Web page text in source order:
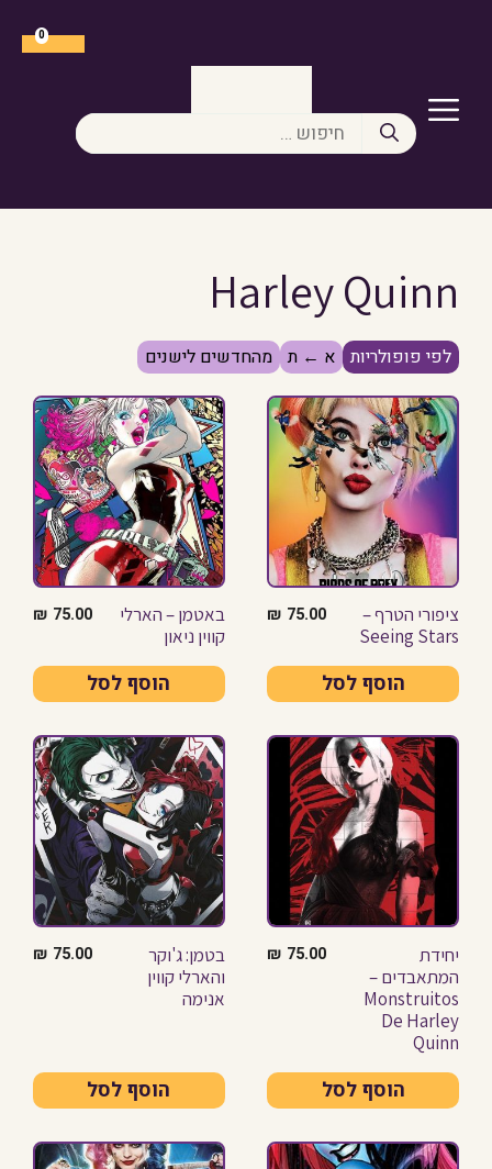
חיפוש:
0
תפריט
Harley Quinn
לפי פופולריות א ← ת מהחדשים לישנים
ציפורי הטרף –
Seeing Stars
75.00
₪
הוסף לסל
באטמן – הארלי
קווין ניאון
75.00
₪
הוסף לסל
יחידת
המתאבדים –
Monstruitos
De Harley
Quinn
75.00
₪
הוסף לסל
בטמן: ג'וקר
והארלי קווין
אנימה
75.00
₪
הוסף לסל